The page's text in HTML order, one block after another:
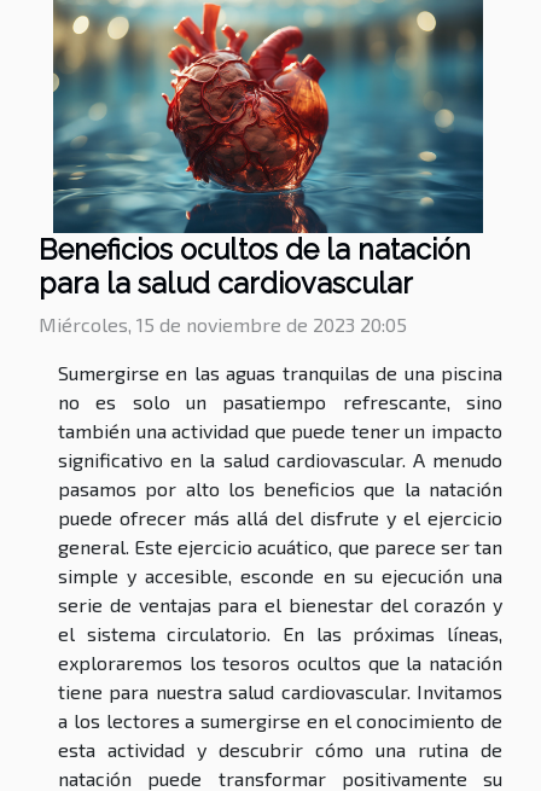
Beneficios ocultos de la natación
para la salud cardiovascular
Miércoles, 15 de noviembre de 2023 20:05
Sumergirse en las aguas tranquilas de una piscina
no es solo un pasatiempo refrescante, sino
también una actividad que puede tener un impacto
significativo en la salud cardiovascular. A menudo
pasamos por alto los beneficios que la natación
puede ofrecer más allá del disfrute y el ejercicio
general. Este ejercicio acuático, que parece ser tan
simple y accesible, esconde en su ejecución una
serie de ventajas para el bienestar del corazón y
el sistema circulatorio. En las próximas líneas,
exploraremos los tesoros ocultos que la natación
tiene para nuestra salud cardiovascular. Invitamos
a los lectores a sumergirse en el conocimiento de
esta actividad y descubrir cómo una rutina de
natación puede transformar positivamente su